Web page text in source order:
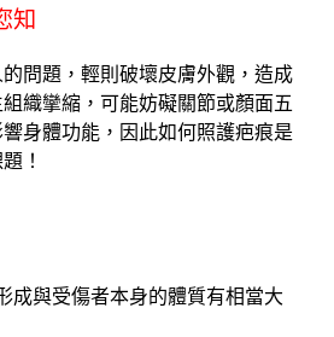
知
問題，輕則破壞皮膚外觀，造成
織攣縮，可能妨礙關節或顏面五
身體功能，因此如何照護疤痕是
！
成與受傷者本身的體質有相當大